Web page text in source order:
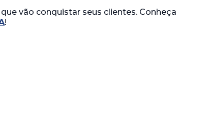
vão conquistar seus clientes. Conheça
!